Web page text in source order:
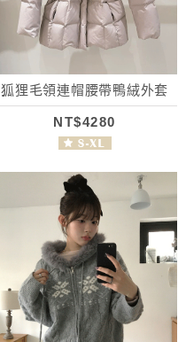
狐狸毛領連帽腰帶鴨絨外套
NT$4280